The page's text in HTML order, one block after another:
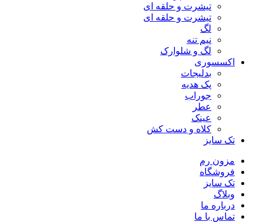
تیشرت و حلقه ای
تیشرت و حلقه ای
لگ
نیم تنه
لگ و شلوارک
اکسسوری
بدلیجات
پک هدیه
جوراب
عطر
عینک
کلاه و دست کش
تک سایز
مزون رم
فروشگاه
تک سایز
وبلاگ
درباره ما
تماس با ما